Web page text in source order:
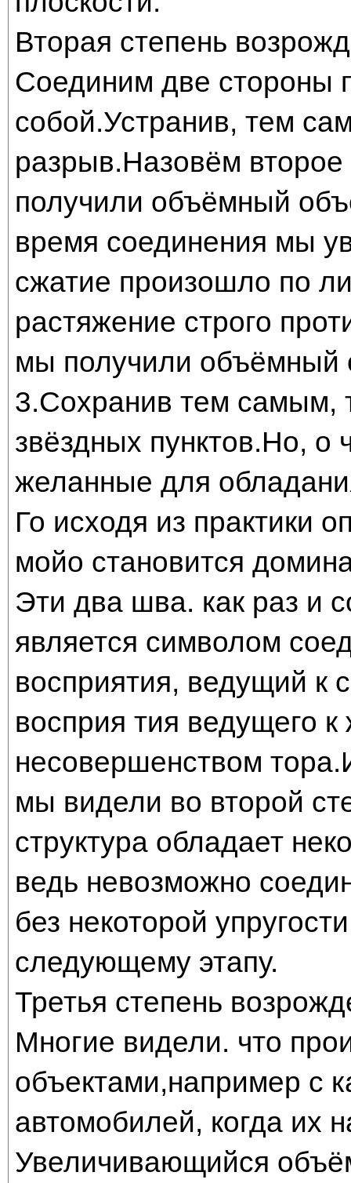
Вторая степень
Соединим две стороны
собой.Устранив, тем
разрыв.Назовём
получили объёмный
время соединения мы
сжатие произошло по
растяжение строго
мы получили объёмный
3.Сохранив тем самым,
звёздных пунктов.Но, о
желанные для
Го исходя из практики
мойо становится
Эти два шва. как раз и
является символом
восприятия, ведущий к
восприя тия ведущего
несовершенством
мы видели во второй
структура обладает
ведь невозможно
без некоторой
следующему этапу.
Третья степень
Многие видели. что
объектами,например с
автомобилей, когда их
Увеличивающийся